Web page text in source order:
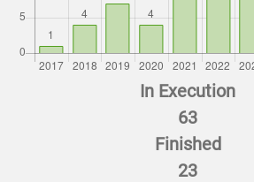
In Execution
63
Finished
23